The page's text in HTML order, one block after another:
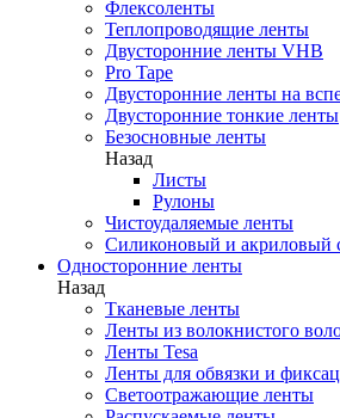
Флексоленты
Теплопроводящие ленты
Двусторонние ленты VHB
Pro Tape
Двусторонние ленты на
Двусторонние тонкие ленты
Безосновные ленты
Назад
Листы
Рулоны
Чистоудаляемые ленты
Силиконовый и акриловый
Односторонние ленты
Назад
Тканевые ленты
Ленты из волокнистого
Ленты Tesa
Ленты для обвязки и
Светоотражающие ленты